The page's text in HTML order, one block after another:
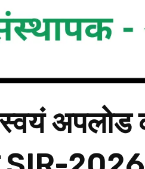
स्वयं